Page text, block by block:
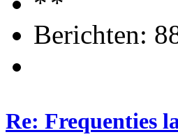
Berichten:
Re: Frequenties